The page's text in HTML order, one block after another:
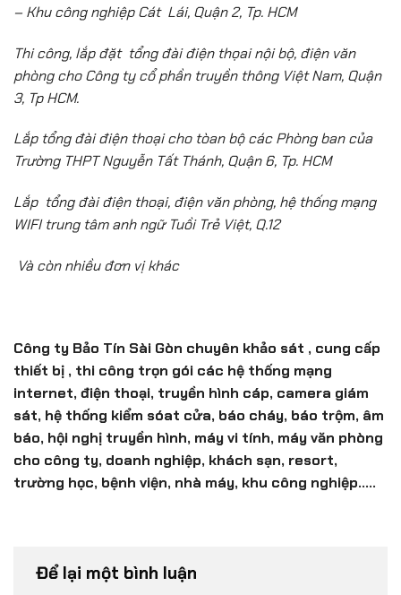
– Khu công nghiệp Cát Lái, Quận 2, Tp. HCM
Thi công, lắp đặt tổng đài điện thọai nội bộ, điện văn
phòng cho Công ty cổ phần truyền thông Việt Nam, Quận
3, Tp HCM.
Lắp tổng đài điện thoại cho tòan bộ các Phòng ban của
Trường THPT Nguyễn Tất Thánh, Quận 6, Tp. HCM
Lắp tổng đài điện thoại, điện văn phòng, hệ thống mạng
WIFI trung tâm anh ngữ Tuồi Trẻ Việt, Q.12
Và còn nhiều đơn vị khác
Công ty Bảo Tín Sài Gòn chuyên khảo sát , cung cấp
thiết bị , thi công trọn gói các hệ thống mạng
internet, điện thoại, truyền hình cáp, camera giám
sát, hệ thống kiểm sóat cửa, báo cháy, báo trộm, âm
báo, hội nghị truyền hình, máy vi tính, máy văn phòng
cho công ty, doanh nghiệp, khách sạn, resort,
trường học, bệnh viện, nhà máy, khu công nghiệp…..
Để lại một bình luận